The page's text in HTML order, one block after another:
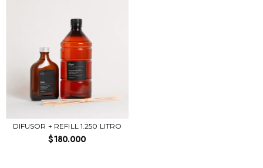
DIFUSOR + REFILL 1.250 LITRO
$180.000